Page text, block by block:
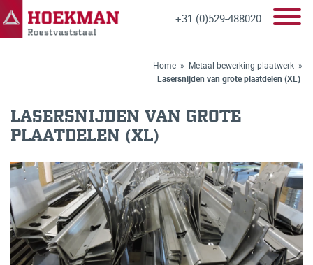
+31 (0)529-488020
Home » Metaal bewerking plaatwerk »
Lasersnijden van grote plaatdelen (XL)
LASERSNIJDEN VAN GROTE
PLAATDELEN (XL)